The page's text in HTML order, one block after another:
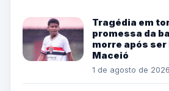
Tragédia em
promessa da
morre após ser
Maceió
1 de agosto de 2026